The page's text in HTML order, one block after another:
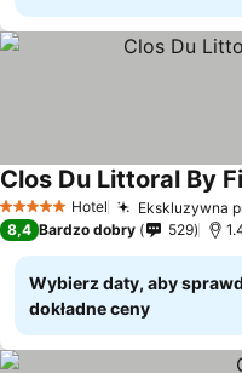
5 KategoriaHotel Ekskluzywna
Clos Du Littoral By
8,4 Bardzo dobry 529
Wybierz daty, aby
dokładne ceny